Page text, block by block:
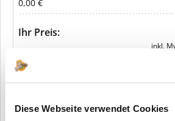
Diese Webseite verwendet Cookies
0,00 €
Ihr Preis:
inkl.